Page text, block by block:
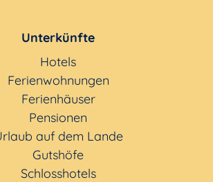
Unterkünfte
Hotels
Ferienwohnungen
Ferienhäuser
Pensionen
auf dem Lande
Gutshöfe
Schlosshotels